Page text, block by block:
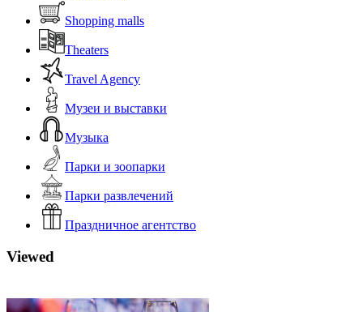
Shopping malls
Theaters
Travel Agency
Музеи и выставки
Музыка
Парки и зоопарки
Парки развлечений
Праздничное агентство
Viewed